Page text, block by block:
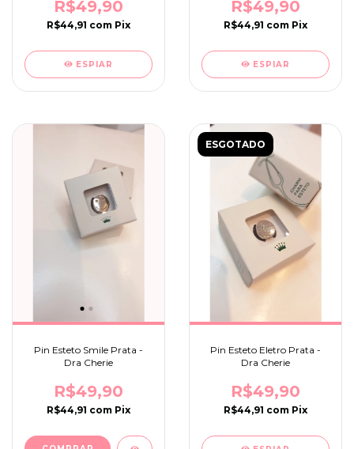
R$49,90
R$44,91 com Pix
ESPIAR
R$49,90
R$44,91 com Pix
ESPIAR
Pin Esteto Smile Prata -
Dra Cherie
R$49,90
R$44,91 com Pix
ESGOTADO
Pin Esteto Eletro Prata -
Dra Cherie
R$49,90
R$44,91 com Pix